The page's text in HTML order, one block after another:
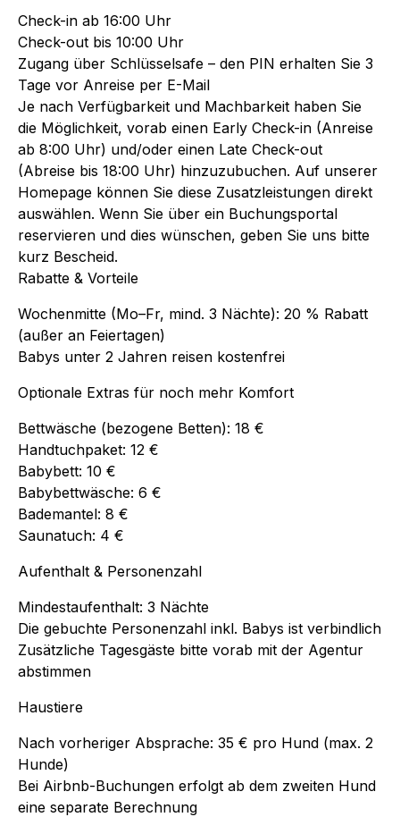
Check-in ab 16:00 Uhr
Check-out bis 10:00 Uhr
Zugang über Schlüsselsafe – den PIN erhalten Sie 3
Tage vor Anreise per E-Mail
Je nach Verfügbarkeit und Machbarkeit haben Sie
die Möglichkeit, vorab einen Early Check-in (Anreise
ab 8:00 Uhr) und/oder einen Late Check-out
(Abreise bis 18:00 Uhr) hinzuzubuchen. Auf unserer
Homepage können Sie diese Zusatzleistungen direkt
auswählen. Wenn Sie über ein Buchungsportal
reservieren und dies wünschen, geben Sie uns bitte
kurz Bescheid.
Rabatte & Vorteile
Wochenmitte (Mo–Fr, mind. 3 Nächte): 20 % Rabatt
(außer an Feiertagen)
Babys unter 2 Jahren reisen kostenfrei
Optionale Extras für noch mehr Komfort
Bettwäsche (bezogene Betten): 18 €
Handtuchpaket: 12 €
Babybett: 10 €
Babybettwäsche: 6 €
Bademantel: 8 €
Saunatuch: 4 €
Aufenthalt & Personenzahl
Mindestaufenthalt: 3 Nächte
Die gebuchte Personenzahl inkl. Babys ist verbindlich
Zusätzliche Tagesgäste bitte vorab mit der Agentur
abstimmen
Haustiere
Nach vorheriger Absprache: 35 € pro Hund (max. 2
Hunde)
Bei Airbnb-Buchungen erfolgt ab dem zweiten Hund
eine separate Berechnung